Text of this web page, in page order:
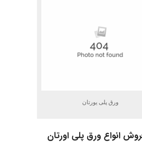
ورق پلی یورتان
انواع ورق پلی اورتان